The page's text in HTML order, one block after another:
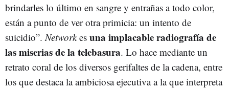
brindarles lo último en sangre y entrañas a todo color,
están a punto de ver otra primicia: un intento de
suicidio”. Networkes una implacable radiografía de
las miserias de la telebasura. Lo hace mediante un
retrato coral de los diversos gerifaltes de la cadena, entre
los que destaca la ambiciosa ejecutiva a la que interpreta